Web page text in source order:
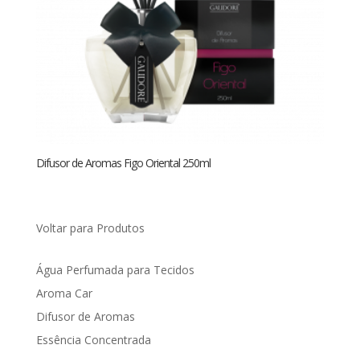
Difusor de Aromas Figo Oriental 250ml
Voltar para Produtos
Água Perfumada para Tecidos
Aroma Car
Difusor de Aromas
Essência Concentrada